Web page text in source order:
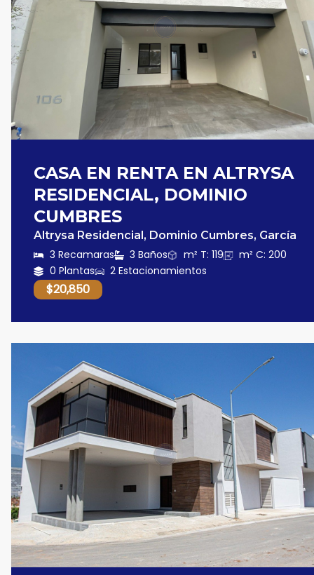
CASA EN RENTA EN ALTRYSA
RESIDENCIAL, DOMINIO
CUMBRES
Altrysa Residencial, Dominio Cumbres, García
3 Recamaras 3 Baños m² T: 119
m² C: 200
0 Plantas
2 Estacionamientos
$20,850